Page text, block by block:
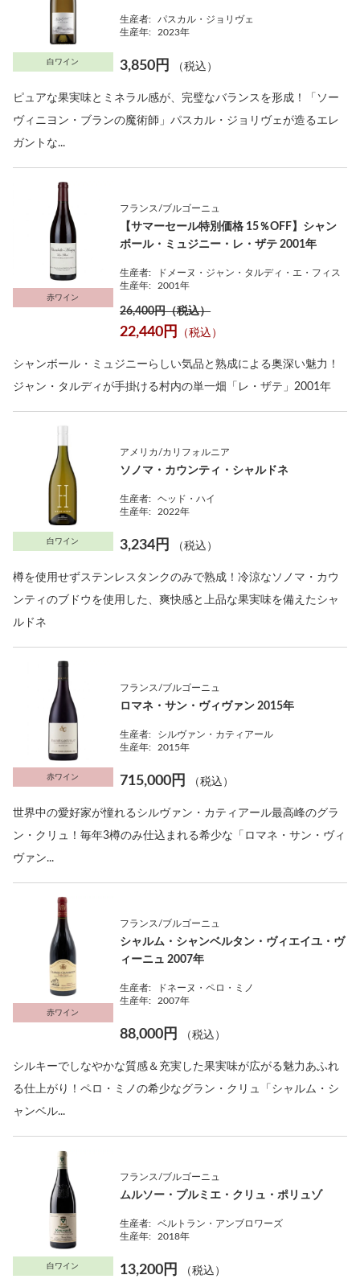
白ワイン
生産者:
パスカル・ジョリヴェ
生産年:
2023年
3,850円 （税込）
ピュアな果実味とミネラル感が、完璧なバランスを形成！「ソー
ヴィニヨン・ブランの魔術師」パスカル・ジョリヴェが造るエレ
ガントな...
赤ワイン
フランス/ブルゴーニュ
【サマーセール特別価格 15％OFF】シャン
ボール・ミュジニー・レ・ザテ 2001年
生産者:
ドメーヌ・ジャン・タルディ・エ・フィス
生産年:
2001年
26,400円（税込）
22,440円 （税込）
シャンボール・ミュジニーらしい気品と熟成による奥深い魅力！
ジャン・タルディが手掛ける村内の単一畑「レ・ザテ」2001年
白ワイン
アメリカ/カリフォルニア
ソノマ・カウンティ・シャルドネ
生産者:
ヘッド・ハイ
生産年:
2022年
3,234円 （税込）
樽を使用せずステンレスタンクのみで熟成！冷涼なソノマ・カウ
ンティのブドウを使用した、爽快感と上品な果実味を備えたシャ
ルドネ
赤ワイン
フランス/ブルゴーニュ
ロマネ・サン・ヴィヴァン 2015年
生産者:
シルヴァン・カティアール
生産年:
2015年
715,000円 （税込）
世界中の愛好家が憧れるシルヴァン・カティアール最高峰のグラ
ン・クリュ！毎年3樽のみ仕込まれる希少な「ロマネ・サン・ヴィ
ヴァン...
赤ワイン
フランス/ブルゴーニュ
シャルム・シャンベルタン・ヴィエイユ・ヴ
ィーニュ 2007年
生産者:
ドネーヌ・ペロ・ミノ
生産年:
2007年
88,000円 （税込）
シルキーでしなやかな質感＆充実した果実味が広がる魅力あふれ
る仕上がり！ペロ・ミノの希少なグラン・クリュ「シャルム・シ
ャンベル...
白ワイン
フランス/ブルゴーニュ
ムルソー・プルミエ・クリュ・ポリュゾ
生産者:
ベルトラン・アンブロワーズ
生産年:
2018年
13,200円 （税込）